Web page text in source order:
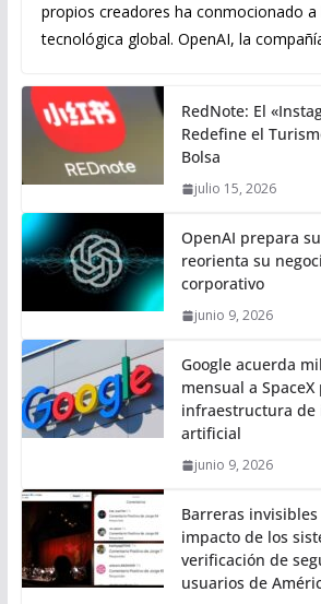
propios creadores ha conmocionado a
tecnológica global. OpenAI, la
RedNote: El
Redefine el
Bolsa
julio 15, 2026
OpenAI prepara
reorienta su
corporativo
junio 9, 2026
Google acuerda
mensual a
infraestructura de
artificial
junio 9, 2026
Barreras
impacto de los
verificación de
usuarios de